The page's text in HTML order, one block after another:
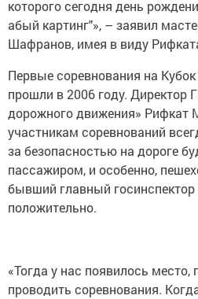
которого сегодня день
абый картинг"», – заявил
Шафранов, имея в виду
Первые соревнования на
прошли в 2006 году. Директор
дорожного движения» Рифкат
участникам соревнований
за безопасностью на дороге
пассажиром, и особенно,
бывший главный госинспектор
положительно.
«Тогда у нас появилось
проводить соревнования.